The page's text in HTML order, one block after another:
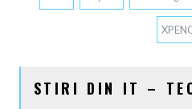
STIRI DIN IT –